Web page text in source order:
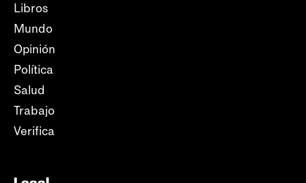
Libros
Mundo
Opinión
Política
Salud
Trabajo
Verifica